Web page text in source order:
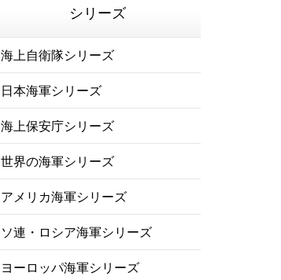
シリーズ
海上自衛隊シリーズ
日本海軍シリーズ
海上保安庁シリーズ
世界の海軍シリーズ
アメリカ海軍シリーズ
ソ連・ロシア海軍シリーズ
ヨーロッパ海軍シリーズ